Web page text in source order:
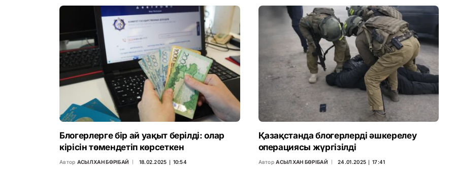
Блогерлерге бір ай уақыт берілді: олар
кірісін төмендетіп көрсеткен
Автор АСЫЛХАН БӨРІБАЙ 18.02.2025 ∣ 10:54
Қазақстанда блогерлерді әшкерелеу
операциясы жүргізілді
Автор АСЫЛХАН БӨРІБАЙ 24.01.2025 ∣ 17:41